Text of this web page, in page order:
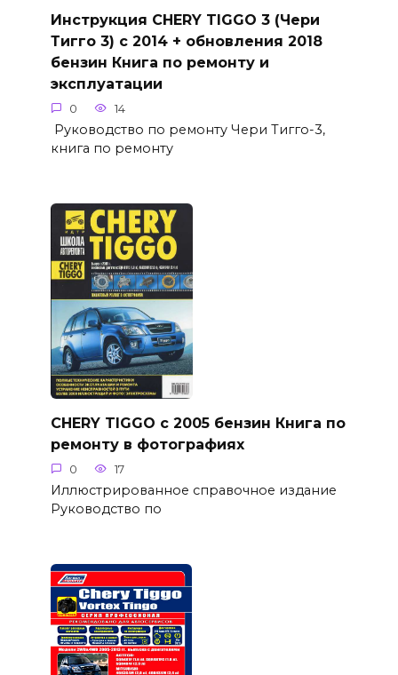
Инструкция CHERY TIGGO 3 (Чери
Тигго 3) с 2014 + обновления 2018
бензин Книга по ремонту и
эксплуатации
0 14
Руководство по ремонту Чери Тигго-3,
книга по ремонту
CHERY TIGGO с 2005 бензин Книга по
ремонту в фотографиях
0 17
Иллюстрированное справочное издание
Руководство по